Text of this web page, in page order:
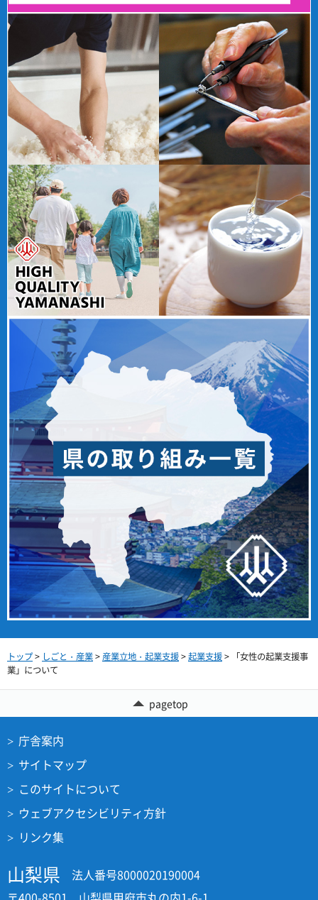
トップ> しごと・産業>産業立地・起業支援>起業支援> 「女性の起業支援事
業」について
pagetop
庁舎案内
サイトマップ
このサイトについて
ウェブアクセシビリティ方針
リンク集
山梨県
法人番号8000020190004